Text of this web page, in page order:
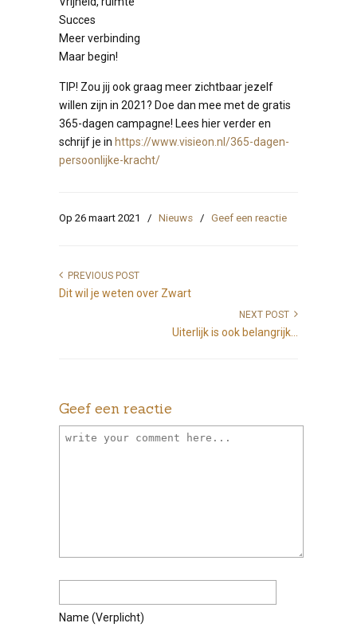
Succes
Meer verbinding
Maar begin!
TIP! Zou jij ook graag meer zichtbaar jezelf
willen zijn in 2021? Doe dan mee met de gratis
365-dagen campagne! Lees hier verder en
schrijf je in https://www.visieon.nl/365-dagen-
persoonlijke-kracht/
Op 26 maart 2021 / Nieuws / Geef een reactie
PREVIOUS POST
Dit wil je weten over Zwart
NEXT POST
Uiterlijk is ook belangrijk...
Geef een reactie
Name (verplicht)